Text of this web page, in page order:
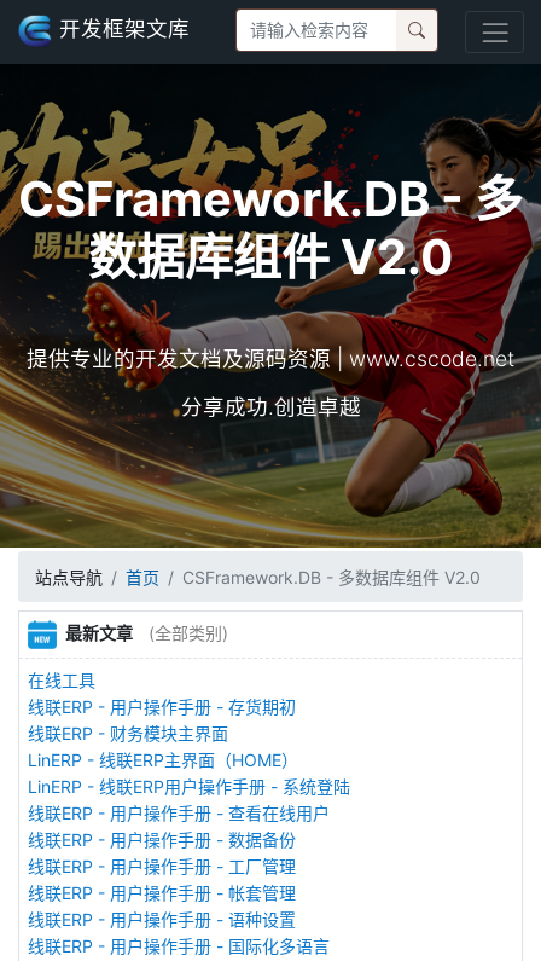
开发框架文库
CSFramework.DB - 多
数据库组件 V2.0
提供专业的开发文档及源码资源 | www.cscode.net
分享成功.创造卓越
站点导航 首页 CSFramework.DB - 多数据库组件 V2.0
最新文章 (全部类别)
在线工具
线联ERP - 用户操作手册 - 存货期初
线联ERP - 财务模块主界面
LinERP - 线联ERP主界面（HOME）
LinERP - 线联ERP用户操作手册 - 系统登陆
线联ERP - 用户操作手册 - 查看在线用户
线联ERP - 用户操作手册 - 数据备份
线联ERP - 用户操作手册 - 工厂管理
线联ERP - 用户操作手册 - 帐套管理
线联ERP - 用户操作手册 - 语种设置
线联ERP - 用户操作手册 - 国际化多语言